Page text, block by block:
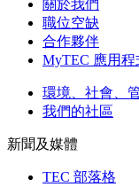
關於我們
職位空缺
合作夥伴
MyTEC 應用程
環境、社會、
我們的社區
新聞及媒體
TEC 部落格